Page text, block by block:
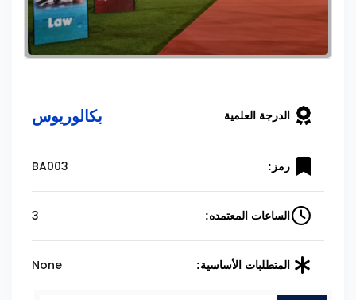
الدرجة العلمية بكالوريوس
رمز: BA003
الساعات المعتمده: 3
المتطلبات الأساسية: None